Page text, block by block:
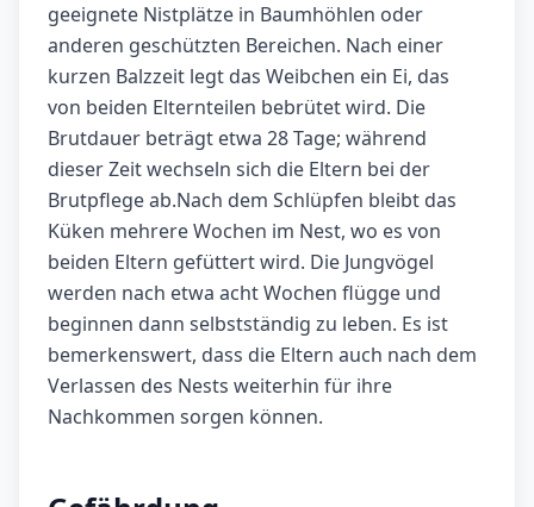
geeignete Nistplätze in Baumhöhlen oder
anderen geschützten Bereichen. Nach einer
kurzen Balzzeit legt das Weibchen ein Ei, das
von beiden Elternteilen bebrütet wird. Die
Brutdauer beträgt etwa 28 Tage; während
dieser Zeit wechseln sich die Eltern bei der
Brutpflege ab.Nach dem Schlüpfen bleibt das
Küken mehrere Wochen im Nest, wo es von
beiden Eltern gefüttert wird. Die Jungvögel
werden nach etwa acht Wochen flügge und
beginnen dann selbstständig zu leben. Es ist
bemerkenswert, dass die Eltern auch nach dem
Verlassen des Nests weiterhin für ihre
Nachkommen sorgen können.